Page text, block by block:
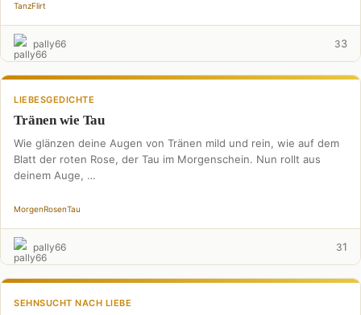
TanzFlirt
pally66 33
LIEBESGEDICHTE
Tränen wie Tau
Wie glänzen deine Augen von Tränen mild und rein, wie auf dem
Blatt der roten Rose, der Tau im Morgenschein. Nun rollt aus
deinem Auge, …
MorgenRosenTau
pally66 31
SEHNSUCHT NACH LIEBE